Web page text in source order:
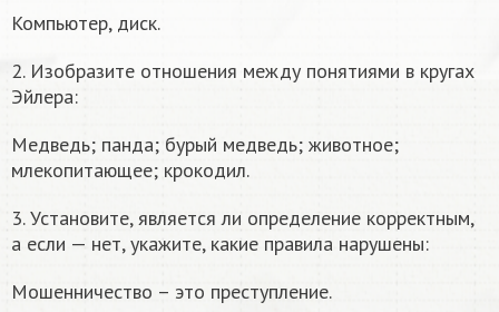
Компьютер, диск.
2. Изобразите отношения между понятиями в кругах
Эйлера:
Медведь; панда; бурый медведь; животное;
млекопитающее; крокодил.
3. Установите, является ли определение корректным,
а если — нет, укажите, какие правила нарушены:
Мошенничество – это преступление.